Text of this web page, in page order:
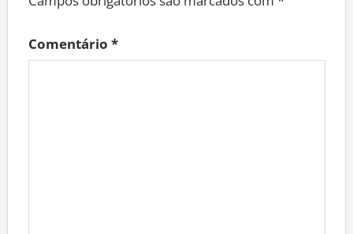
Campos obrigatórios são marcados com *
Comentário *